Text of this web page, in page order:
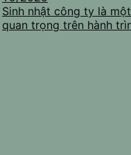
Sinh nhật công ty là
quan trọng trên hành